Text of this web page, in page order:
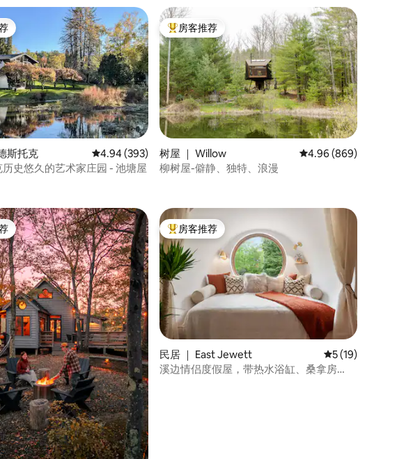
），共 366 条评价
推荐」
斯托克 平均评分 4.94 分（满分 5 分），共 393 条评价
4.94 (393)
史悠久的艺术家庄园 - 池塘屋
热门「房客推荐」
房客推荐
树屋 ｜ Willow 平均评分 4.96 分（满分
4.96 (869)
柳树屋-僻静、独特、浪漫
），共 311 条评价
推荐」 热门「房客推荐」
房客推荐
民居 ｜ East Jewett 平均评分 5 分（满
5 (19)
溪边情侣度假屋，带热水浴缸、桑拿房